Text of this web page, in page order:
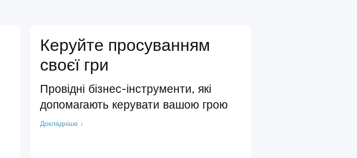
Керуйте просуванням
своєї гри
Провідні бізнес-інструменти, які
допомагають керувати вашою грою
Докладніше ↓